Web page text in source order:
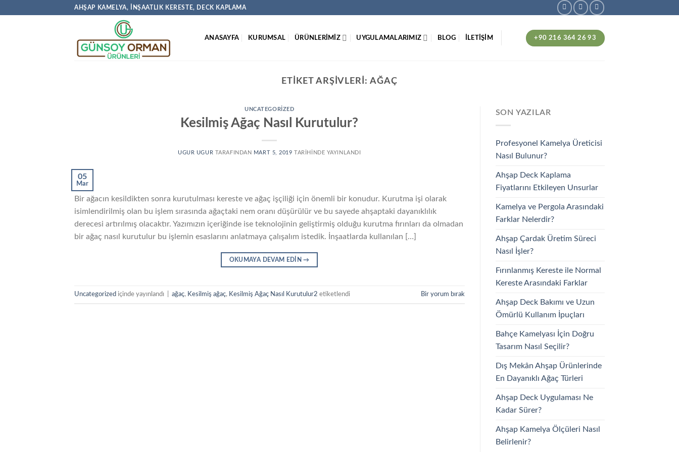
AHŞAP KAMELYA, İNŞAATLIK KERESTE, DECK KAPLAMA
ANASAYFA KURUMSAL ÜRÜNLERİMİZ UYGULAMALARIMIZ BLOG İLETİŞİM +90 216 364 26 93
ETIKET ARŞIVLERI: AĞAÇ
UNCATEGORIZED
Kesilmiş Ağaç Nasıl Kurutulur?
UGUR UGUR TARAFINDAN MART 5, 2019 TARIHINDE YAYINLANDI
05
Mar
Bir ağacın kesildikten sonra kurutulması kereste ve ağaç işçiliği için önemli bir konudur. Kurutma işi olarak
isimlendirilmiş olan bu işlem sırasında ağaçtaki nem oranı düşürülür ve bu sayede ahşaptaki dayanıklılık
derecesi artırılmış olacaktır. Yazımızın içeriğinde ise teknolojinin geliştirmiş olduğu kurutma fırınları da olmadan
bir ağaç nasıl kurutulur bu işlemin esaslarını anlatmaya çalışalım istedik. İnşaatlarda kullanılan […]
OKUMAYA DEVAM EDIN→
Uncategorized içinde yayınlandı ağaç, Kesilmiş ağaç, Kesilmiş Ağaç Nasıl Kurutulur2 etiketlendi Bir yorum bırak
SON YAZILAR
Profesyonel Kamelya Üreticisi
Nasıl Bulunur?
Ahşap Deck Kaplama
Fiyatlarını Etkileyen Unsurlar
Kamelya ve Pergola Arasındaki
Farklar Nelerdir?
Ahşap Çardak Üretim Süreci
Nasıl İşler?
Fırınlanmış Kereste ile Normal
Kereste Arasındaki Farklar
Ahşap Deck Bakımı ve Uzun
Ömürlü Kullanım İpuçları
Bahçe Kamelyası İçin Doğru
Tasarım Nasıl Seçilir?
Dış Mekân Ahşap Ürünlerinde
En Dayanıklı Ağaç Türleri
Ahşap Deck Uygulaması Ne
Kadar Sürer?
Ahşap Kamelya Ölçüleri Nasıl
Belirlenir?